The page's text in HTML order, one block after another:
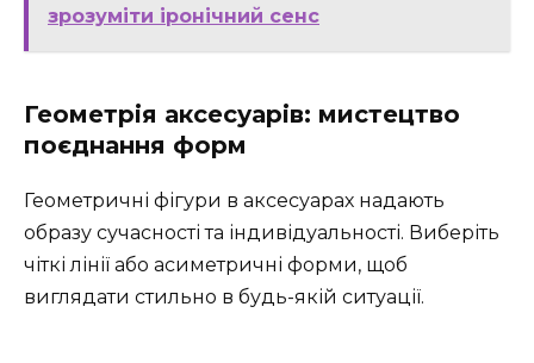
зрозуміти іронічний сенс
Геометрія аксесуарів: мистецтво
поєднання форм
Геометричні фігури в аксесуарах надають
образу сучасності та індивідуальності. Виберіть
чіткі лінії або асиметричні форми, щоб
виглядати стильно в будь-якій ситуації.